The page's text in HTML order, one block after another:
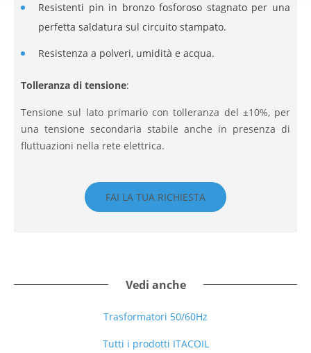
Resistenti pin in bronzo fosforoso stagnato per una
perfetta saldatura sul circuito stampato.
Resistenza a polveri, umidità e acqua.
Tolleranza di tensione:
Tensione sul lato primario con tolleranza del ±10%, per
una tensione secondaria stabile anche in presenza di
fluttuazioni nella rete elettrica.
FAI LA TUA RICHIESTA
Vedi anche
Trasformatori 50/60Hz
Tutti i prodotti ITACOIL